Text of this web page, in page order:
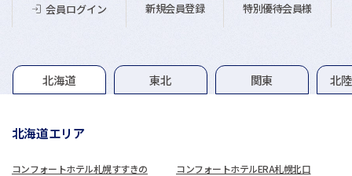
会員ログイン 新規会員登録 特別優待会員様
グループホテル一覧
北海道 東北 関東 北
北海道エリア
コンフォートホテル札幌すすきの コンフォートホテルERA札幌北口